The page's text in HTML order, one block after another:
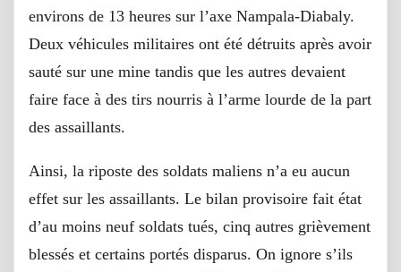
environs de 13 heures sur l’axe Nampala-Diabaly.
Deux véhicules militaires ont été détruits après avoir
sauté sur une mine tandis que les autres devaient
faire face à des tirs nourris à l’arme lourde de la part
des assaillants.
Ainsi, la riposte des soldats maliens n’a eu aucun
effet sur les assaillants. Le bilan provisoire fait état
d’au moins neuf soldats tués, cinq autres grièvement
blessés et certains portés disparus. On ignore s’ils